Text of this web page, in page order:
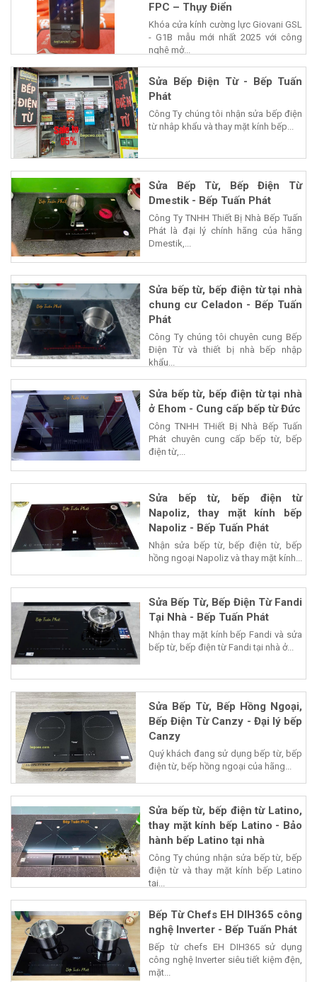
FPC – Thụy Điển
Khóa cửa kính cường lực Giovani GSL
- G1B mẫu mới nhất 2025 với công
nghệ mở...
Sửa Bếp Điện Từ - Bếp Tuấn
Phát
Công Ty chúng tôi nhận sửa bếp điện
từ nhâp khẩu và thay mặt kính bếp...
Sửa Bếp Từ, Bếp Điện Từ
Dmestik - Bếp Tuấn Phát
Công Ty TNHH Thiết Bị Nhà Bếp Tuấn
Phát là đại lý chính hãng của hãng
Dmestik,...
Sửa bếp từ, bếp điện từ tại nhà
chung cư Celadon - Bếp Tuấn
Phát
Công Ty chúng tôi chuyên cung Bếp
Điện Từ và thiết bị nhà bếp nhập
khẩu...
Sửa bếp từ, bếp điện từ tại nhà
ở Ehom - Cung cấp bếp từ Đức
Công TNHH THiết Bị Nhà Bếp Tuấn
Phát chuyên cung cấp bếp từ, bếp
điện từ,...
Sửa bếp từ, bếp điện từ
Napoliz, thay mặt kính bếp
Napoliz - Bếp Tuấn Phát
Nhận sửa bếp từ, bếp điện từ, bếp
hồng ngoại Napoliz và thay mặt kính...
Sửa Bếp Từ, Bếp Điện Từ Fandi
Tại Nhà - Bếp Tuấn Phát
Nhận thay mặt kính bếp Fandi và sửa
bếp từ, bếp điện từ Fandi tại nhà ở...
Sửa Bếp Từ, Bếp Hồng Ngoại,
Bếp Điện Từ Canzy - Đại lý bếp
Canzy
Quý khách đang sử dụng bếp từ, bếp
điện từ, bếp hồng ngoại của hãng...
Sửa bếp từ, bếp điện từ Latino,
thay mặt kính bếp Latino - Bảo
hành bếp Latino tại nhà
Công Ty chúng nhận sửa bếp từ, bếp
điện từ và thay mặt kính bếp Latino
tại...
Bếp Từ Chefs EH DIH365 công
nghệ Inverter - Bếp Tuấn Phát
Bếp từ chefs EH DIH365 sử dụng
công nghệ Inverter siêu tiết kiệm đện,
mặt...